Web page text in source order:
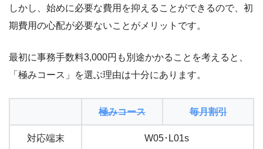
しかし、始めに必要な費用を抑えることができるので、初
期費用の心配が必要ないことがメリットです。
最初に事務手数料3,000円も別途かかることを考えると、
「極みコース」を選ぶ理由は十分にあります。
極みコース 毎月割引
対応端末 W05･L01s